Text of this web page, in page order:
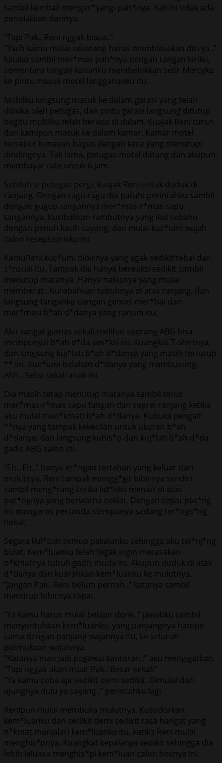
sambil kembali menger*yangi pah*nya. Kali ini tidak ada
penolakkan darinya.
“Tapi Pak.. Reni nggak biasa..”
“Yach kamu mulai sekarang harus membiasakan diri ya..”
kataku sambil mer*mas pah*nya dengan tangan kiriku,
sementara tangan kananku membelokkan setir Mercyku
ke pintu masuk motel langgananku itu.
Mobilku langsung masuk ke dalam garasi yang telah
dibuka oleh petugas, dan pintu garasi langsung ditutup
begitu mobilku telah berada di dalam. Kuajak Reni turun
dan kamipun masuk ke dalam kamar. Kamar motel
tersebut lumayan bagus dengan kaca yang menutupi
dindingnya. Tak lama, petugas motel datang dan akupun
membayar rate untuk 6 jam.
Setelah si petugas pergi, kuajak Reni untuk duduk di
ranjang. Dengan ragu-ragu dia patuhi perintahku sambil
dengan gugup tangannya mer*mas-r*mas sapu
tangannya. Kusibakkan rambutnya yang ikal sebahu
dengan penuh kasih sayang, dan mulai kuc*umi wajah
calon resepsionisku ini.
KemuReni kuc*umi bibirnya yang agak sedikit tebal dan
s*nsual itu. Tampak dia hanya bereaksi sedikit sambil
menutup matanya. Hanya nafasnya yang mulai
memberat.. Kurebahkan tubuhnya di atas ranjang, dan
langsung tanganku dengan gemas mer*bai dan
mer*masi b*ah d*danya yang ranum itu.
Aku sangat gemas sekali melihat seorang ABG bisa
mempunyai b*ah d*da ses*ksi ini. Kuangkat T-shirtnya,
dan langsung kuj*lati b*ah d*danya yang masih tertutup
** ini. Kuc*umi belahan d*danya yang membusung.
Ahh.. Seksi sekali anak ini.
Dia masih tetap menutup matanya sambil terus
mer*mas-r*mas sapu tangan dan seprei ranjang ketika
aku mulai men*kmati b*ah d*danya. Kubuka pengait
**nya yang tampak kekecilan untuk ukuran b*ah
d*danya, dan langsung kuhis*p dan kuj*lati b*ah d*da
gadis ABG salon ini.
“Eh.. Eh..” hanya er*ngan tertahan yang keluar dari
mulutnya. Reni tampak mengg*git bibirnya sendiri
sambil meng*rang ketika lid*hku menari di atas
put*ngnya yang berwarna coklat. Dengan cepat put*ng
itu mengeras pertanda siempunya sedang ter*ngs*ng
hebat.
Segara kul*cuti semua pakaianku sehingga aku tel*nj*ng
bulat. Kem*luanku telah tegak ingin merasakan
n*kmatnya tubuh gadis muda ini. Akupun duduk di atas
d*danya dan kuarahkan kem*luanku ke mulutnya.
“Jangan Pak.. Reni belum pernah..” katanya sambil
menutup bibirnya rapat.
“Ya kamu harus mulai belajar donk..” jawabku sambil
menyentuhkan kem*luanku, yang panjangnya hampir
sama dengan panjang wajahnya itu, ke seluruh
permukaan wajahnya.
“Katanya mau jadi pegawai kantoran..” aku mengigatkan.
“Tapi nggak akan muat Pak.. Besar sekali”
“Ya kamu coba aja sedikit demi sedikit. Dimulai dari
ujungnya dulu ya sayang..” perintahku lagi.
Renipun mulai membuka mulutnya. Kusodorkan
kem*luanku dan sedikit demi sedikit rasa hangat yang
n*kmat menjalari kem*luanku itu, ketika Reni mulai
menghis*pnya. Kuangkat kepalanya sedikit sehingga dia
lebih leluasa menghis*pi kem*luan calon bosnya ini.